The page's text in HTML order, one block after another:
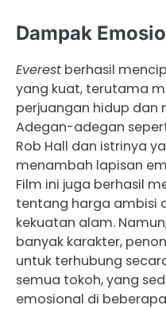
Dampak
Everest berhasil
yang kuat, terutama
perjuangan hidup dan
Adegan-adegan
Rob Hall dan istrinya
menambah lapisan
Film ini juga berhasil
tentang harga ambisi
kekuatan alam.
banyak karakter,
untuk terhubung
semua tokoh, yang
emosional di